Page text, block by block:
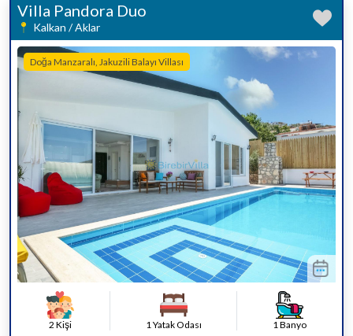
Villa Pandora Duo
Kalkan / Aklar
Doğa Manzaralı, Jakuzili Balayı Villası
2 Kişi 1 Yatak Odası
1 Banyo